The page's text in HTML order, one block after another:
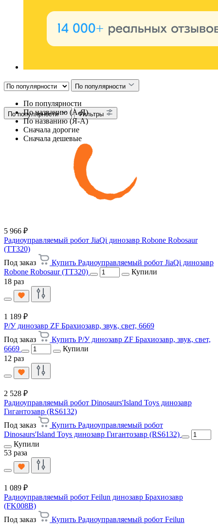
По популярности
По популярности
По названию (А-Я)
По названию (Я-А)
Сначала дорогие
Сначала дешевые
По популярности Фильтры
5 966 ₽
Радиоуправляемый робот JiaQi динозавр Robone Robosaur
(TT320)
Под заказ
Купить Радиоуправляемый робот JiaQi динозавр
Robone Robosaur (TT320)
Купили
18 раз
1 189 ₽
Р/У динозавр ZF Брахиозавр, звук, свет, 6669
Под заказ
Купить Р/У динозавр ZF Брахиозавр, звук, свет,
6669
Купили
12 раз
2 528 ₽
Радиоуправляемый робот Dinosaurs'Island Toys динозавр
Гигантозавр (RS6132)
Под заказ
Купить Радиоуправляемый робот
Dinosaurs'Island Toys динозавр Гигантозавр (RS6132)
Купили
53 раза
1 089 ₽
Радиоуправляемый робот Feilun динозавр Брахиозавр
(FK008B)
Под заказ
Купить Радиоуправляемый робот Feilun